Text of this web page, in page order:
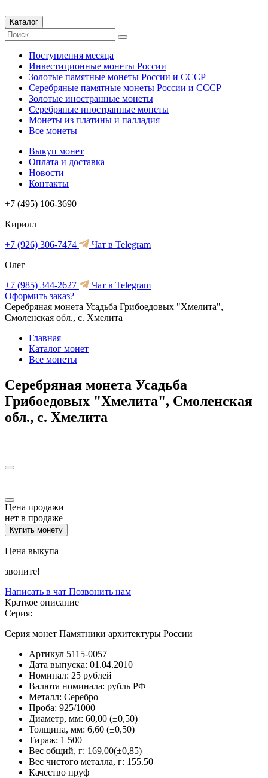
Каталог
Поступления месяца
Инвестиционные монеты России
Золотые памятные монеты России и СССР
Серебряные памятные монеты России и СССР
Золотые иностранные монеты
Серебряные иностранные монеты
Монеты из платины и палладия
Все монеты
Выкуп монет
Оплата и доставка
Новости
Контакты
+7 (495) 106-3690
Кирилл
+7 (926) 306-7474
Чат в Telegram
Олег
+7 (985) 344-2627
Чат в Telegram
Оформить заказ?
Серебряная монета Усадьба Грибоедовых "Хмелита",
Смоленская обл., с. Хмелита
Главная
Каталог монет
Все монеты
Серебряная монета Усадьба
Грибоедовых "Хмелита", Смоленская
обл., с. Хмелита
Цена продажи
нет в продаже
Купить монету
Цена выкупа
звоните!
Написать в чат Позвонить нам
Краткое описание
Серия:
Серия монет Памятники архитектуры России
Артикул 5115-0057
Дата выпуска: 01.04.2010
Номинал: 25 рублей
Валюта номинала: рубль РФ
Металл: Серебро
Проба: 925/1000
Диаметр, мм: 60,00 (±0,50)
Толщина, мм: 6,60 (±0,50)
Тираж: 1 500
Вес общий, г: 169,00(±0,85)
Вес чистого металла, г: 155.50
Качество пруф